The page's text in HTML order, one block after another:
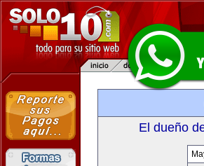
El dueño